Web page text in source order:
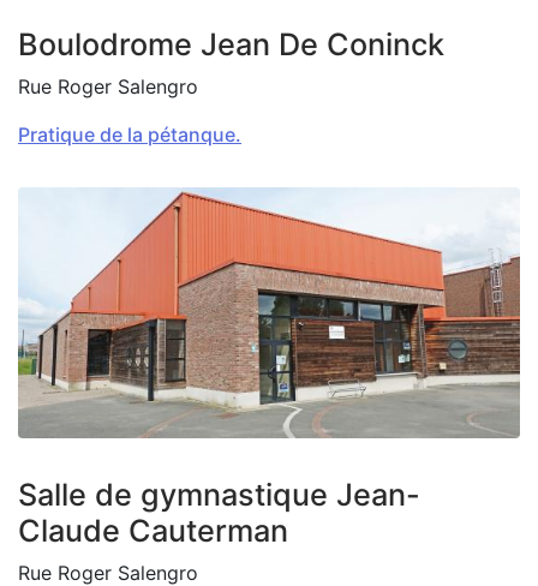
Boulodrome Jean De Coninck
Rue Roger Salengro
Pratique de la pétanque.
Salle de gymnastique Jean-
Claude Cauterman
Rue Roger Salengro